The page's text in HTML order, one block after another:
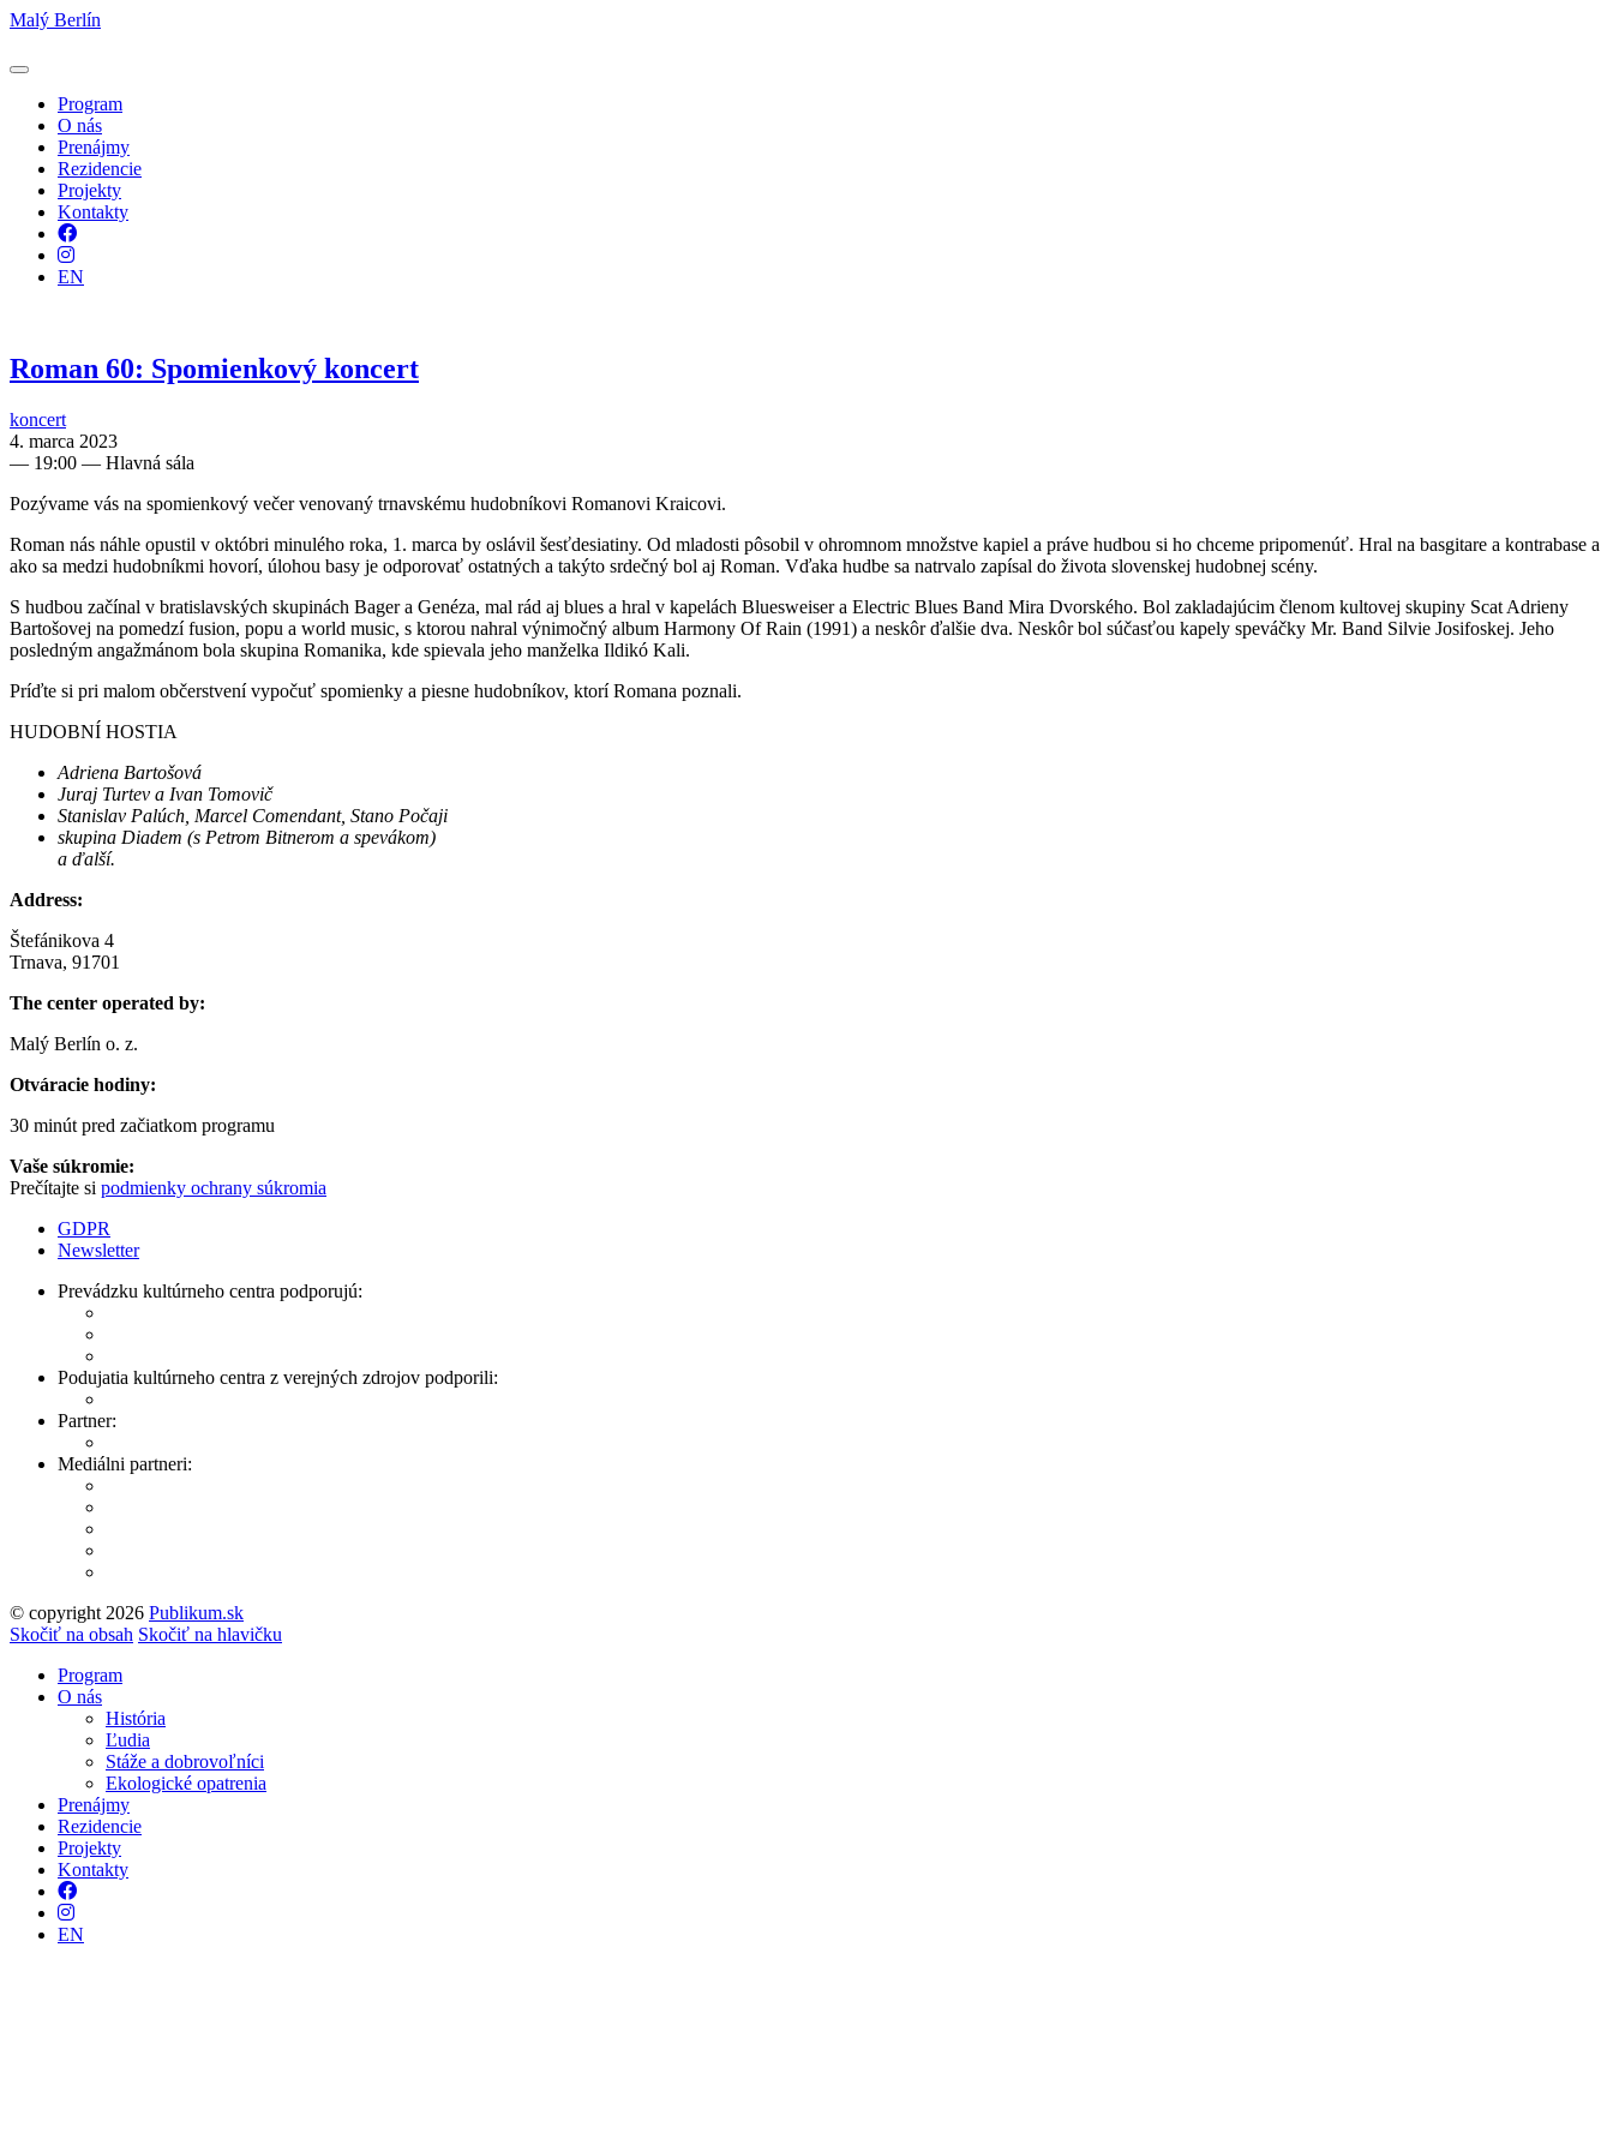
Malý Berlín
Program
O nás
Prenájmy
Rezidencie
Projekty
Kontakty
Facebook
Instagram
EN
Roman 60: Spomienkový koncert
koncert
4. marca 2023
— 19:00 — Hlavná sála
Pozývame vás na spomienkový večer venovaný trnavskému hudobníkovi Romanovi Kraicovi.
Roman nás náhle opustil v októbri minulého roka, 1. marca by oslávil šesťdesiatiny. Od mladosti pôsobil v ohromnom množstve kapiel a práve hudbou si ho chceme pripomenúť. Hral na basgitare a kontrabase a
ako sa medzi hudobníkmi hovorí, úlohou basy je odporovať ostatných a takýto srdečný bol aj Roman. Vďaka hudbe sa natrvalo zapísal do života slovenskej hudobnej scény.
S hudbou začínal v bratislavských skupinách Bager a Genéza, mal rád aj blues a hral v kapelách Bluesweiser a Electric Blues Band Mira Dvorského. Bol zakladajúcim členom kultovej skupiny Scat Adrieny
Bartošovej na pomedzí fusion, popu a world music, s ktorou nahral výnimočný album Harmony Of Rain (1991) a neskôr ďalšie dva. Neskôr bol súčasťou kapely speváčky Mr. Band Silvie Josifoskej. Jeho
posledným angažmánom bola skupina Romanika, kde spievala jeho manželka Ildikó Kali.
Príďte si pri malom občerstvení vypočuť spomienky a piesne hudobníkov, ktorí Romana poznali.
HUDOBNÍ HOSTIA
Adriena Bartošová
Juraj Turtev a Ivan Tomovič
Stanislav Palúch, Marcel Comendant, Stano Počaji
skupina Diadem (s Petrom Bitnerom a spevákom)
a ďalší.
Address:
Štefánikova 4
Trnava, 91701
The center operated by:
Malý Berlín o. z.
Otváracie hodiny:
30 minút pred začiatkom programu
Vaše súkromie:
Prečítajte si podmienky ochrany súkromia
GDPR
Newsletter
Prevádzku kultúrneho centra podporujú:
Podujatia kultúrneho centra z verejných zdrojov podporili:
Partner:
Mediálni partneri:
© copyright 2026 Publikum.sk
Tvorba stránok: Enjoy
Skočiť na obsah Skočiť na hlavičku
Program
O nás
História
Ľudia
Stáže a dobrovoľníci
Ekologické opatrenia
Prenájmy
Rezidencie
Projekty
Kontakty
Facebook
Instagram
EN